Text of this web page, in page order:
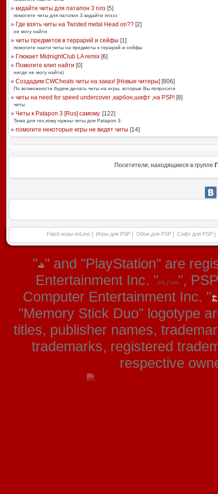
» кидайте читы для патапон 3 плз [5]
помогите читы для патопон 3 кидайти плззз
» Где взять читы на Twisted metal Head on??[2]
не могу найти
» читы предметов в террарий и сейфы [1]
помогите наити читы на предметы к терарий и сейфы
» Глюкает MidnightClub LA remix[6]
» Помогите клип найти [0]
нигде не могу найти)
» Создадим CWCheats читы на заказ! [Новые читеры] [806]
По возможности будем делать читы на игры, которые Вы попросите
» читы на need for speed undercover ,карбон,шифт ,на PSP![8]
читы
» Читы к Patapon 3 [Rus] самому.[122]
Тема для тех,кому нужны читы для Patapon 3.
» помогите некоторые игры не видят читы [14]
Посетители, находящиеся в группе
Flash игры onLine Игры для PSP Обои для PSP Софт для PSP
" " and "PlayStation" are
Entertainment Inc. "
",
Computer Entertainment Inc. "
"Memory Stick Duo" logotype
titles, publisher names,
trademarks, registered
respective